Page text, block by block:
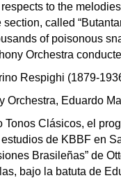
respects to the
called
of poisonous
Orchestra
Respighi (1879-
Orchestra, Eduardo
Tonos Clásicos, el
estudios de KBBF en
Brasileñas” de
bajo la batuta de